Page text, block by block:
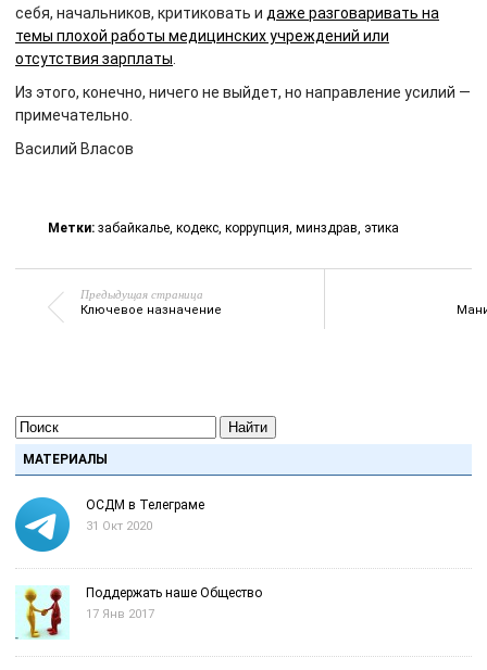
себя, начальников, критиковать и даже разговаривать на
темы плохой работы медицинских учреждений или
отсутствия зарплаты
Из этого, конечно, ничего не выйдет, но направление усилий —
примечательно.
Василий Власов
Метки: забайкалье, кодекс, коррупция, минздрав, этика
Предыдущая страница
Ключевое назначение
Найти
МАТЕРИАЛЫ
ОСДМ в Телеграме
31 Окт 2020
Поддержать наше Общество
17 Янв 2017